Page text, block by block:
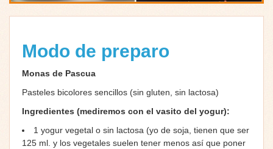
Modo de preparo
Monas de Pascua
Pasteles bicolores sencillos (sin gluten, sin lactosa)
Ingredientes (mediremos con el vasito del yogur):
1 yogur vegetal o sin lactosa (yo de soja, tienen que ser
125 ml. y los vegetales suelen tener menos así que poner